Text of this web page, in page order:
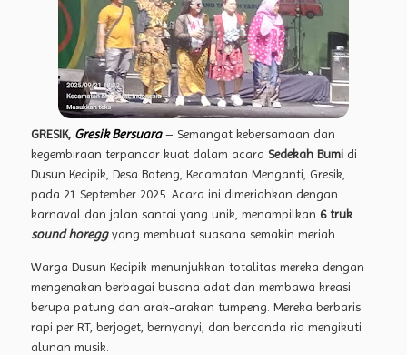
GRESIK, Gresik Bersuara– Semangat kebersamaan dan
kegembiraan terpancar kuat dalam acara Sedekah Bumi di
Dusun Kecipik, Desa Boteng, Kecamatan Menganti, Gresik,
pada 21 September 2025. Acara ini dimeriahkan dengan
karnaval dan jalan santai yang unik, menampilkan 6 truk
sound horeggyang membuat suasana semakin meriah.
Warga Dusun Kecipik menunjukkan totalitas mereka dengan
mengenakan berbagai busana adat dan membawa kreasi
berupa patung dan arak-arakan tumpeng. Mereka berbaris
rapi per RT, berjoget, bernyanyi, dan bercanda ria mengikuti
alunan musik.